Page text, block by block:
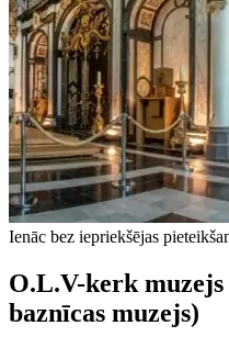
Ienāc bez iepriekšējas
O.L.V-kerk muzejs
baznīcas muzejs)